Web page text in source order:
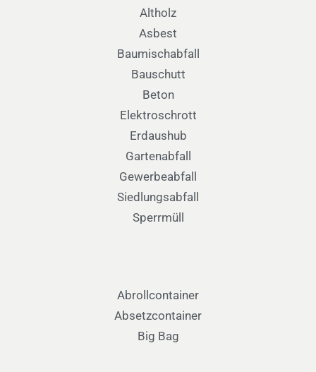
Altholz
Asbest
Baumischabfall
Bauschutt
Beton
Elektroschrott
Erdaushub
Gartenabfall
Gewerbeabfall
Siedlungsabfall
Sperrmüll
Abrollcontainer
Absetzcontainer
Big Bag